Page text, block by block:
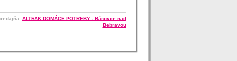
ALTRAK DOMÁCE POTREBY - Bánovce nad
Bebravou